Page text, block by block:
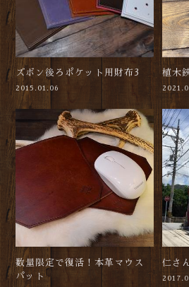
ズボン後ろポケット用財布3
2015.01.06
植木
数量限定で復活！本革マウス
パット
仁さ